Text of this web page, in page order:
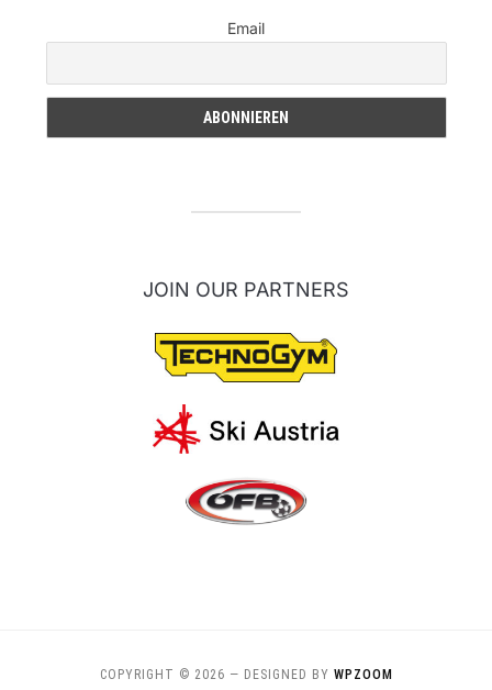
Email
JOIN OUR PARTNERS
COPYRIGHT © 2026 — DESIGNED BY WPZOOM